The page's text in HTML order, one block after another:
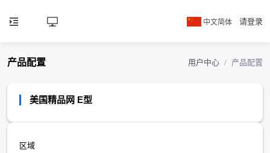
中文简体 请登录
产品配置 用户中心 产品配置
美国精品网 E型
区域